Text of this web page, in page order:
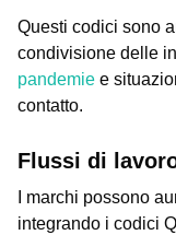
Questi codici sono
condivisione delle
pandemie e
contatto.
Flussi di
I marchi possono
integrando i codici